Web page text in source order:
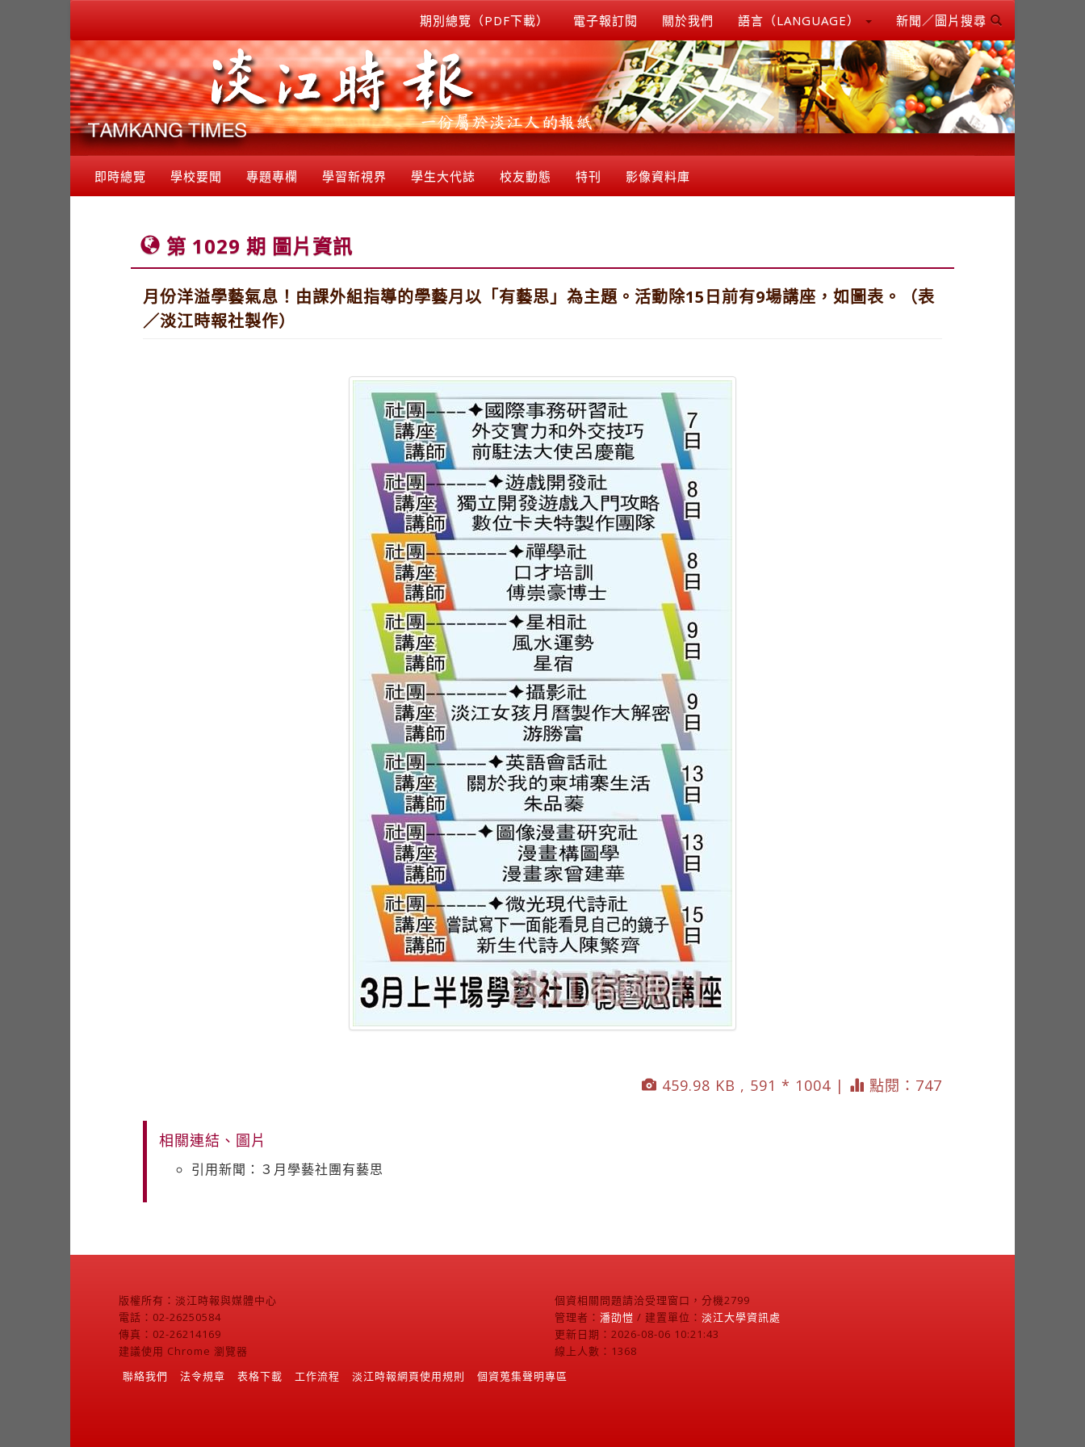
期別總覽（PDF下載） 電子報訂閱 關於我們 語言（LANGUAGE） 新聞／圖片搜尋
即時總覽 學校要聞 專題專欄 學習新視界 學生大代誌 校友動態 特刊 影像資料庫
第 1029 期 圖片資訊
月份洋溢學藝氣息！由課外組指導的學藝月以「有藝思」為主題。活動除15日前有9場講座，如圖表。（表
／淡江時報社製作）
459.98 KB , 591 * 1004 | 點閱：747
相關連結、圖片
引用新聞：３月學藝社團有藝思
版權所有：淡江時報與媒體中心
電話：02-26250584
傳真：02-26214169
建議使用 Chrome 瀏覽器
個資相關問題請洽受理窗口，分機2799
管理者： 潘劭愷 / 建置單位： 淡江大學資訊處
更新日期：2026-08-06 10:21:43
線上人數：1368
聯絡我們
法令規章 表格下載 工作流程 淡江時報網頁使用規則 個資蒐集聲明專區